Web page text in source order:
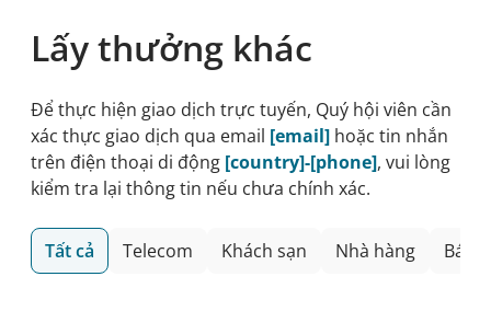
Lấy thưởng khác
Để thực hiện giao dịch trực tuyến, Quý hội viên cần
xác thực giao dịch qua email [email] hoặc tin nhắn
trên điện thoại di động [country]-[phone], vui lòng
kiểm tra lại thông tin nếu chưa chính xác.
Tất cả Telecom Khách sạn Nhà hàng Bán